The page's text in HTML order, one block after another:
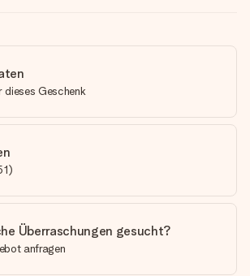
dieses Geschenk
)
Überraschungen gesucht?
anfragen